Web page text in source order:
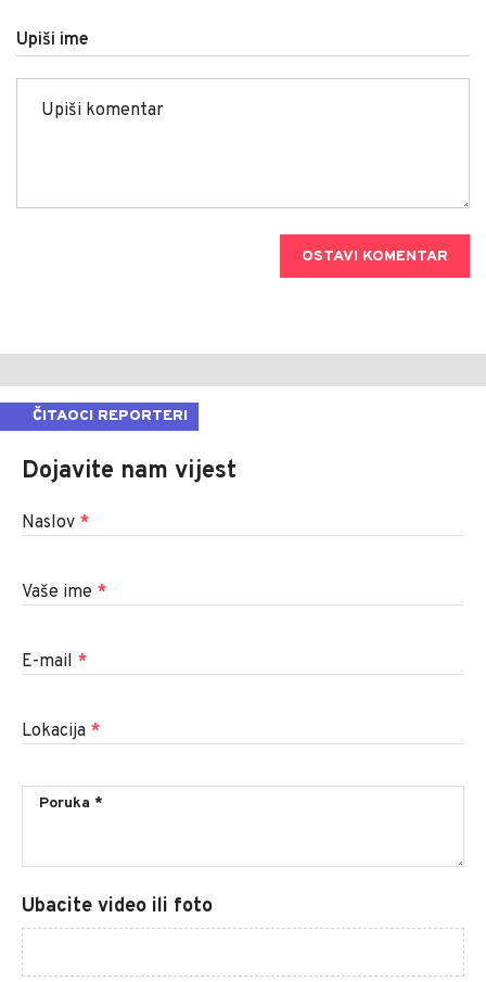
Upiši ime
OSTAVI KOMENTAR
ČITAOCI REPORTERI
Dojavite nam vijest
Naslov *
Vaše ime *
E-mail *
Lokacija *
Ubacite video ili foto